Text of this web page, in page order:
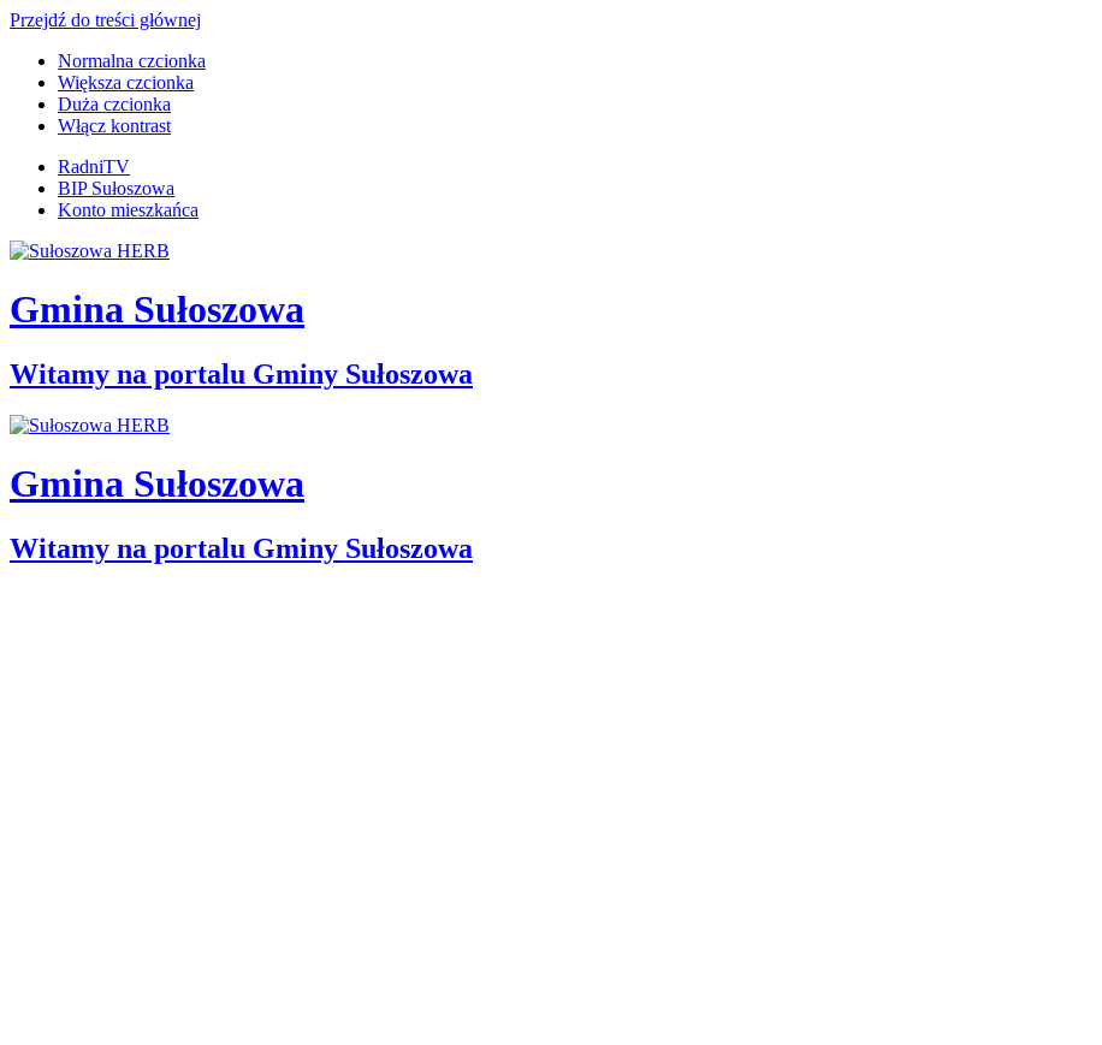
Przejdź do treści głównej
Normalna czcionka
Większa czcionka
Duża czcionka
Włącz kontrast
RadniTV
BIP Sułoszowa
Konto mieszkańca
Gmina Sułoszowa
Witamy na portalu Gminy Sułoszowa
Gmina Sułoszowa
Witamy na portalu Gminy Sułoszowa